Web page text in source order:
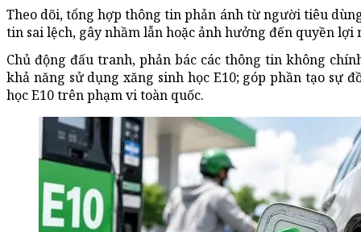
Theo dõi, tổng hợp thông tin phản ánh từ người tiêu
tin sai lệch, gây nhầm lẫn hoặc ảnh hưởng đến quyền
Chủ động đấu tranh, phản bác các thông tin không
khả năng sử dụng xăng sinh học E10; góp phần tạo
học E10 trên phạm vi toàn quốc.